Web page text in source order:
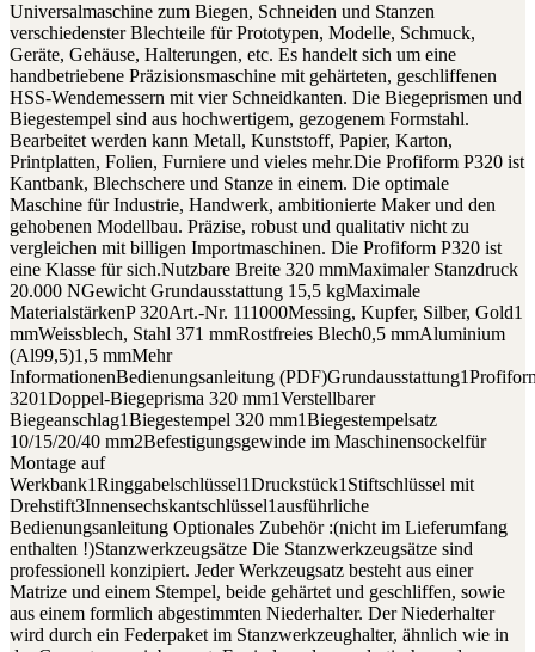
Universalmaschine zum Biegen, Schneiden und Stanzen
verschiedenster Blechteile für Prototypen, Modelle, Schmuck,
Geräte, Gehäuse, Halterungen, etc. Es handelt sich um eine
handbetriebene Präzisionsmaschine mit gehärteten, geschliffenen
HSS-Wendemessern mit vier Schneidkanten. Die Biegeprismen und
Biegestempel sind aus hochwertigem, gezogenem Formstahl.
Bearbeitet werden kann Metall, Kunststoff, Papier, Karton,
Printplatten, Folien, Furniere und vieles mehr.Die Profiform P320 ist
Kantbank, Blechschere und Stanze in einem. Die optimale
Maschine für Industrie, Handwerk, ambitionierte Maker und den
gehobenen Modellbau. Präzise, robust und qualitativ nicht zu
vergleichen mit billigen Importmaschinen. Die Profiform P320 ist
eine Klasse für sich.Nutzbare Breite 320 mmMaximaler Stanzdruck
20.000 NGewicht Grundausstattung 15,5 kgMaximale
MaterialstärkenP 320Art.-Nr. 111000Messing, Kupfer, Silber, Gold1
mmWeissblech, Stahl 371 mmRostfreies Blech0,5 mmAluminium
(Al99,5)1,5 mmMehr
InformationenBedienungsanleitung
3201Doppel-Biegeprisma 320 mm1Verstellbarer
Biegeanschlag1Biegestempel 320 mm1Biegestempelsatz
10/15/20/40 mm2Befestigungsgewinde im Maschinensockelfür
Montage auf
Werkbank1Ringgabelschlüssel1Druckstück1Stiftschlüssel mit
Drehstift3Innensechskantschlüssel1ausführliche
Bedienungsanleitung Optionales Zubehör :(nicht im Lieferumfang
enthalten !)Stanzwerkzeugsätze Die Stanzwerkzeugsätze sind
professionell konzipiert. Jeder Werkzeugsatz besteht aus einer
Matrize und einem Stempel, beide gehärtet und geschliffen, sowie
aus einem formlich abgestimmten Niederhalter. Der Niederhalter
wird durch ein Federpaket im Stanzwerkzeughalter, ähnlich wie in